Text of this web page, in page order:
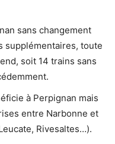
sans changement
supplémentaires, toute
soit 14 trains sans
à Perpignan mais
entre Narbonne et
Rivesaltes…).